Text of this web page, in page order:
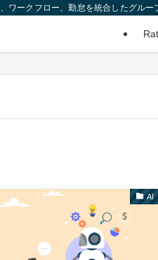
ワークフロー、勤怠を統合したグル
AI